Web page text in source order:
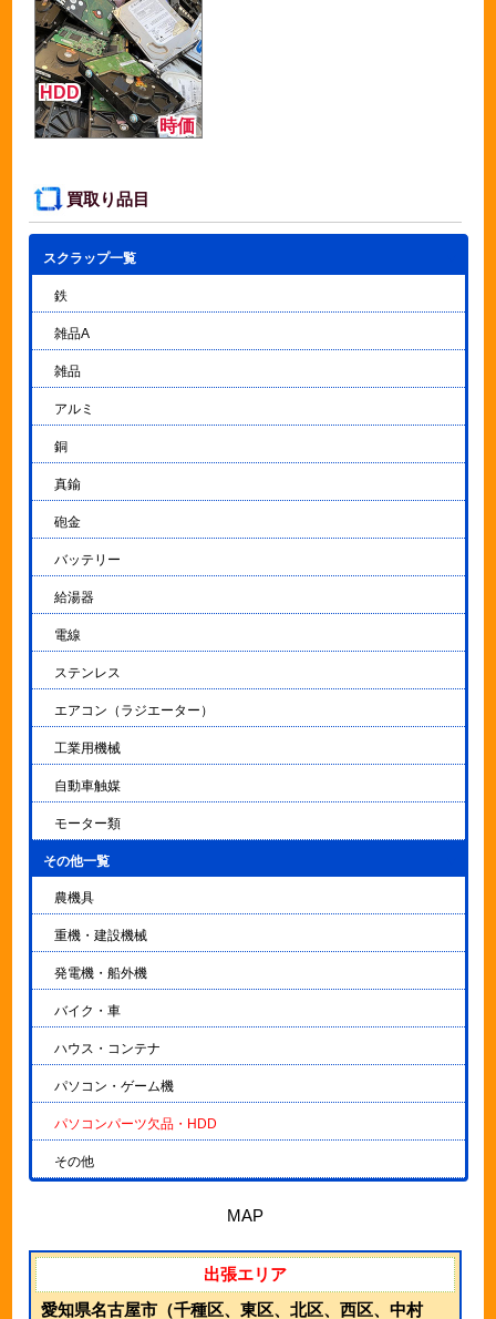
HDD
時価
買取り品目
スクラップ一覧
鉄
雑品A
雑品
アルミ
銅
真鍮
砲金
バッテリー
給湯器
電線
ステンレス
エアコン（ラジエーター）
工業用機械
自動車触媒
モーター類
その他一覧
農機具
重機・建設機械
発電機・船外機
バイク・車
ハウス・コンテナ
パソコン・ゲーム機
パソコンパーツ欠品・HDD
その他
MAP
出張エリア
愛知県名古屋市（千種区、東区、北区、西区、中村